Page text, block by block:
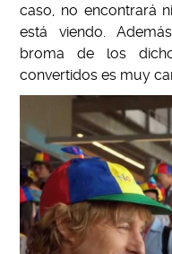
caso, no encontrará
está viendo.
broma de los
convertidos es muy